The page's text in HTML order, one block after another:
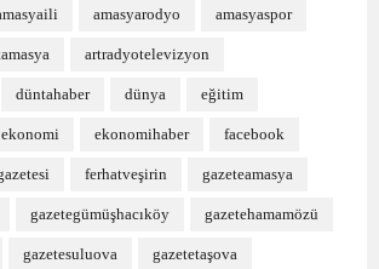
amasyarodyo amasyaspor
artradyotelevizyon
düntahaber dünya eğitim
ekonomi ekonomihaber facebook
ferhatveşirin gazeteamasya
gazetegümüşhacıköy gazetehamamözü
gazetesuluova gazetetaşova